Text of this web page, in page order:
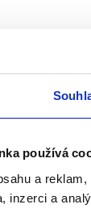
používá
a
inzerci a